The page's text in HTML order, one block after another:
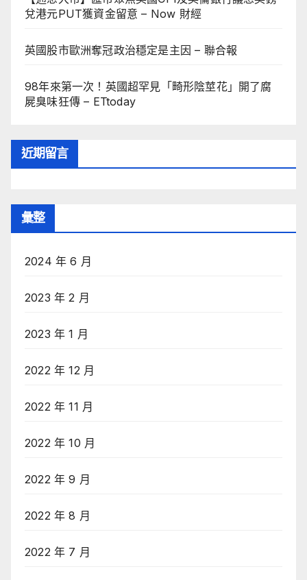
兌港元PUT獲資金留意 – Now 財經
英國股市歐洲奪冠政治穩定是主因 – 聯合報
98年來第一次！英國超罕見「畸形陰莖花」開了腐
屍臭味狂傳 – ETtoday
近期留言
彙整
2024 年 6 月
2023 年 2 月
2023 年 1 月
2022 年 12 月
2022 年 11 月
2022 年 10 月
2022 年 9 月
2022 年 8 月
2022 年 7 月